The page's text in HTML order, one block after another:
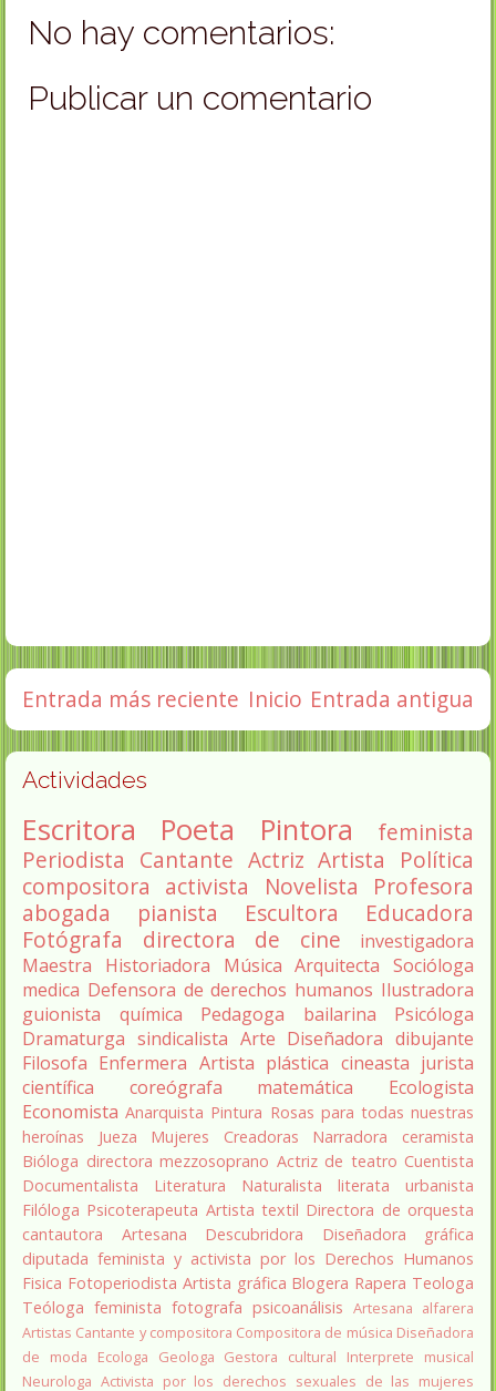
No hay comentarios:
Publicar un comentario
Entrada más reciente Entrada antigua
Inicio
Actividades
Escritora Poeta Pintora
feminista
Periodista Cantante Actriz Artista
Política
compositora activista Novelista
Profesora
abogada
pianista Escultora
Educadora
Fotógrafa
directora de cine
investigadora
Maestra
Historiadora Música Arquitecta Socióloga
medica Defensora de derechos humanos Ilustradora
guionista
química Pedagoga bailarina
Psicóloga
Dramaturga sindicalista Arte Diseñadora dibujante
Filosofa Enfermera Artista plástica cineasta jurista
científica
coreógrafa matemática
Ecologista
Economista Anarquista Pintura Rosas para todas nuestras
heroínas
Jueza Mujeres Creadoras Narradora
ceramista
Bióloga directora mezzosoprano Actriz de teatro Cuentista
Documentalista
Literatura Naturalista literata
urbanista
Filóloga Psicoterapeuta Artista textil Directora de orquesta
cantautora
Artesana Descubridora
Diseñadora gráfica
diputada feminista y activista por los Derechos Humanos
Fisica Fotoperiodista Artista gráfica Blogera Rapera Teologa
Teóloga feminista fotografa psicoanálisis Artesana alfarera
Artistas Cantante y compositora Compositora de música Diseñadora
de moda
Ecologa Geologa Gestora cultural
Interprete musical
Neurologa Activista por los derechos sexuales de las mujeres